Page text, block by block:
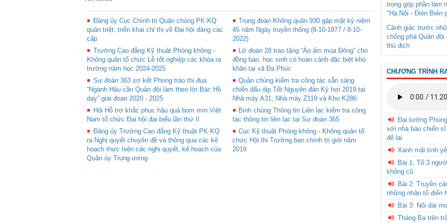
Đảng ủy Cục Chính trị Quân chủng PK-KQ
quán triệt, triển khai chỉ thị về Đại hội đảng các
cấp
Trung đoàn Không quân 930 gặp mặt kỷ niệm
45 năm Ngày truyền thống (8-10-1977 / 8-10-
2022)
Trường Cao đẳng Kỹ thuật Phòng không -
Không quân tổ chức Lễ tốt nghiệp các khóa ra
trường năm học 2024-2025
Lữ đoàn 28 trao tặng “Áo ấm mùa Đông” cho
đồng bào, học sinh có hoàn cảnh đặc biệt khó
khăn tại xã Đa Phúc
Sư đoàn 363 sơ kết Phong trào thi đua
“Ngành Hậu cần Quân đội làm theo lời Bác Hồ
dạy” giai đoạn 2020 - 2025
Quân chủng kiểm tra công tác sẵn sàng
chiến đấu dịp Tết Nguyên đán Kỷ hợi 2019 tại
Nhà máy A31; Nhà máy Z119 và Kho K286
Hội Hỗ trợ khắc phục hậu quả bom mìn Việt
Nam tổ chức Đại hội đại biểu lần thứ II
Binh chủng Thông tin Liên lạc kiểm tra công
tác thông tin liên lạc tại Sư đoàn 365
Đảng ủy Trường Cao đẳng Kỹ thuật PK-KQ
ra Nghị quyết chuyên đề và thông qua các kế
hoạch thực hiện các nghị quyết, kế hoạch của
Quân ủy Trung ương
Cục Kỹ thuật Phòng không - Không quân tổ
chức Hội thi Trưởng ban chính trị giỏi năm
2019
trọng góp phần làm
"Hà Nội - Điện Biên
Cảnh giác trước
chống phá Quân
thù địch
CHƯƠNG TRÌNH
Đại tướng
với nhà báo chiến
để lại
Xanh mãi tình
Bài 1: Tổ 3
không cũ
Bài 2: Truyền
những nhân tố điển
Bài 3: Nối dài
Tháng Ba trên